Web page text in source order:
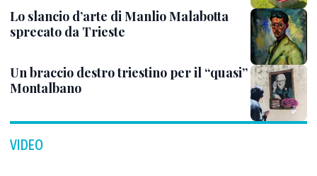
Lo slancio d’arte di Manlio Malabotta
sprecato da Trieste
Un braccio destro triestino per il “quasi”
Montalbano
VIDEO